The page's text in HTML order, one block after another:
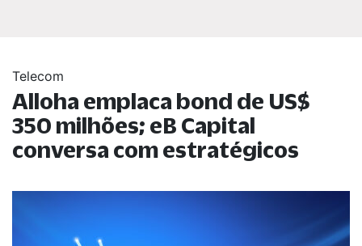
Telecom
Alloha emplaca bond de US$
350 milhões; eB Capital
conversa com estratégicos